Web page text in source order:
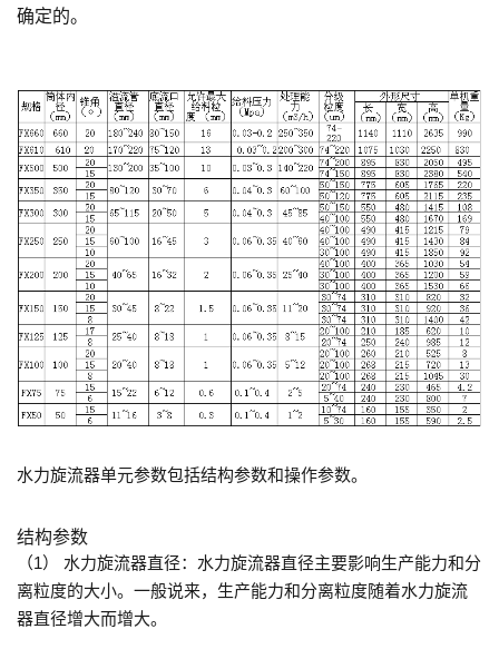
确定的。
水力旋流器单元参数包括结构参数和操作参数。
结构参数
（1） 水力旋流器直径：水力旋流器直径主要影响生产能力和分
离粒度的大小。一般说来，生产能力和分离粒度随着水力旋流
器直径增大而增大。